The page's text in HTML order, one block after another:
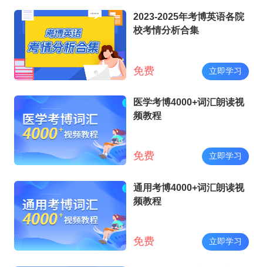
2023-2025年考博英语各院
校考情分析合集
免费 立即学习
医学考博4000+词汇朗读视
频教程
免费 立即学习
通用考博4000+词汇朗读视
频教程
免费 立即学习